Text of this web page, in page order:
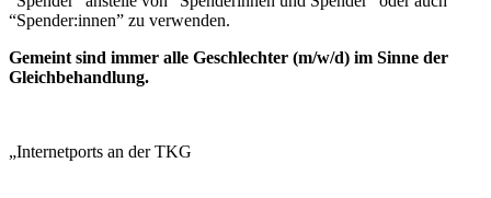
“Spender:innen” zu verwenden.​
Gemeint sind immer alle Geschlechter (m/w/d) im Sinne der
Gleichbehandlung.​
„Internetports an der TKG